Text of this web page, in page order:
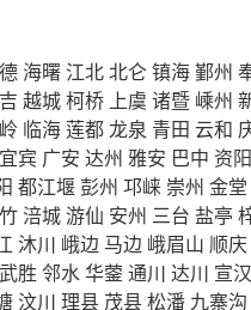
海曙 江北北仑镇海鄞州
越城柯桥 上虞 诸暨 嵊州
临海莲都龙泉 青田 云和
宜宾 广安 达州 雅安 巴中 资阳
都江堰彭州 邛崃 崇州 金堂
涪城游仙 安州 三台 盐亭
沐川 峨边 马边 峨眉山 顺庆
武胜 邻水华蓥 通川 达川 宣汉
汶川 理县 茂县松潘 九寨沟